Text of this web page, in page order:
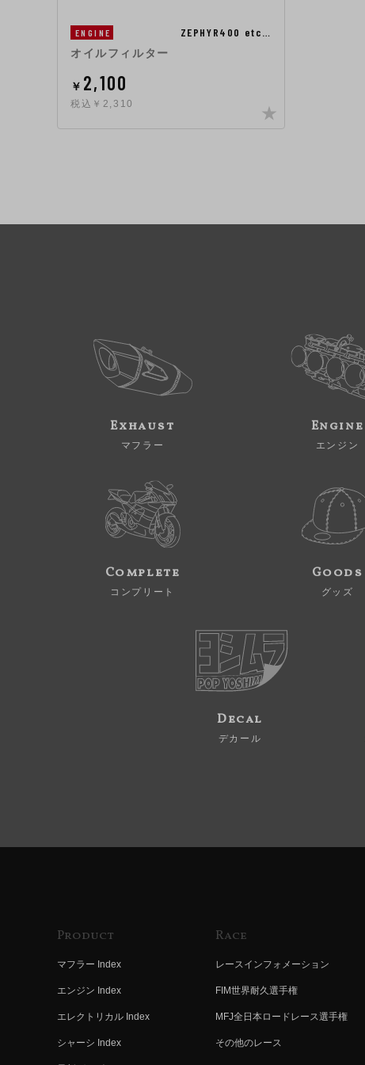
ENGINE ZEPHYR400 etc…
オイルフィルター
￥ 2,100
税込￥2,310
Exhaust
マフラー
Engine
エンジン
Complete
コンプリート
Goods
グッズ
Decal
デカール
Product
マフラー Index
エンジン Index
エレクトリカル Index
シャーシ Index
Race
レースインフォメーション
FIM世界耐久選手権
MFJ全日本ロードレース選手権
その他のレース